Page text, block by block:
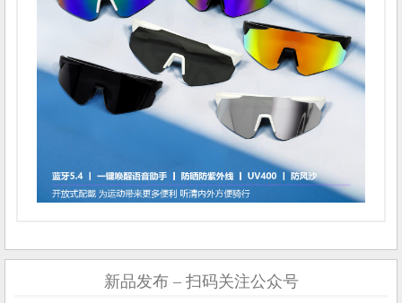
新品发布 – 扫码关注公众号